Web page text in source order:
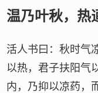
温乃叶秋，热
活人书曰：秋时气
以热，君子扶阳气
内，乃抑以凉药，